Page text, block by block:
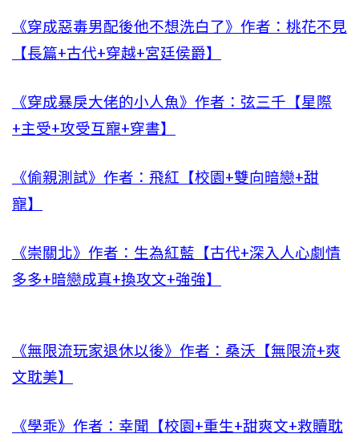
《穿成惡毒男配後他不想洗白了》作者：桃花不見
【長篇+古代+穿越+宮廷侯爵】
《穿成暴戾大佬的小人魚》作者：弦三千【星際
+主受+攻受互寵+穿書】
《偷親測試》作者：飛紅【校園+雙向暗戀+甜
寵】
《崇關北》作者：生為紅藍【古代+深入人心劇情
多多+暗戀成真+換攻文+強強】
《無限流玩家退休以後》作者：桑沃【無限流+爽
文耽美】
《學乖》作者：幸聞【校園+重生+甜爽文+救贖耽